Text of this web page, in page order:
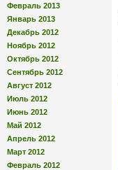
Февраль 2013
Январь 2013
Декабрь 2012
Ноябрь 2012
Октябрь 2012
Сентябрь 2012
Август 2012
Июль 2012
Июнь 2012
Май 2012
Апрель 2012
Март 2012
Февраль 2012